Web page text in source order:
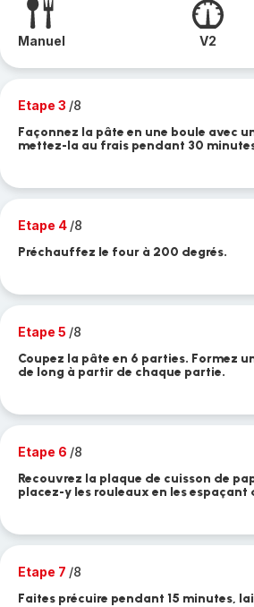
Manuel V2
Etape 3 /8
Façonnez la pâte en une boule avec
mettez-la au frais pendant 30
Etape 4 /8
Préchauffez le four à 200 degrés.
Etape 5 /8
Coupez la pâte en 6 parties. Formez
de long à partir de chaque partie.
Etape 6 /8
Recouvrez la plaque de cuisson de
placez-y les rouleaux en les espaçant
Etape 7 /8
Faites précuire pendant 15 minutes,